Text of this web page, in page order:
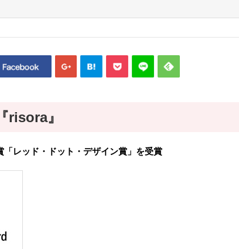
risora』
レッド・ドット・デザイン賞」を受賞